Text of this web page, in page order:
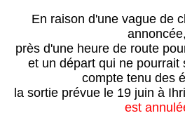
En raison d'une vague de
annoncée,
près d'une heure de route
et un départ qui ne pourrait
compte tenu des
la sortie prévue le 19 juin à
est